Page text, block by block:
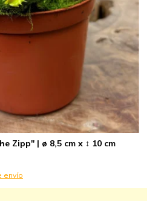
Zipp" | ø 8,5 cm x ↕ 10 cm
envío